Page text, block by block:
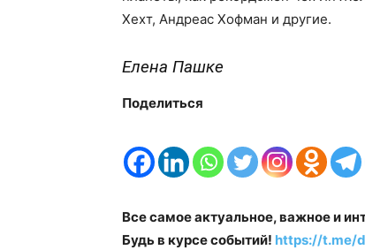
Хехт, Андреас Хофман и другие.
Елена Пашке
Поделиться
Все самое актуальное, важное и
Будь в курсе событий! https://t.me/